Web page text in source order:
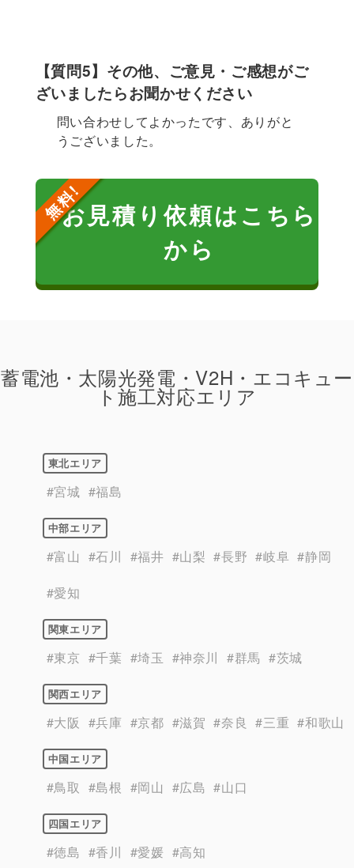
【質問5】その他、ご意見・ご感想がご
ざいましたらお聞かせください
問い合わせしてよかったです、ありがと
うございました。
お見積り依頼はこちら
から
蓄電池・太陽光発電・V2H・エコキュー
ト施工対応エリア
東北エリア
#宮城 #福島
中部エリア
#富山 #石川 #福井 #山梨 #長野 #岐阜 #静岡
#愛知
関東エリア
#東京 #千葉 #埼玉 #神奈川 #群馬 #茨城
関西エリア
#大阪 #兵庫 #京都 #滋賀 #奈良 #三重 #和歌山
中国エリア
#鳥取 #島根 #岡山 #広島 #山口
四国エリア
#徳島 #香川 #愛媛 #高知